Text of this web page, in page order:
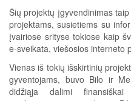
Šių projektų įgyvendinimas
projektams, susietiems su
įvairiose srityse tokiose kaip
e-sveikata, viešosios interneto
Vienas iš tokių išskirtinių
gyventojams, buvo Bilo ir
didžiąja dalimi